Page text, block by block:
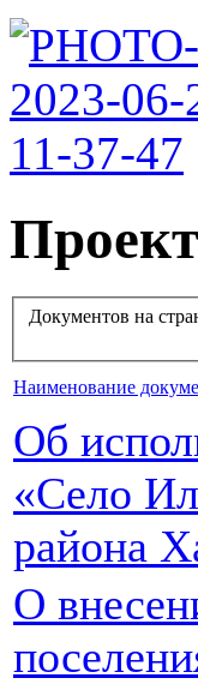
Документов на
Наименование
Об
«Село
района
О